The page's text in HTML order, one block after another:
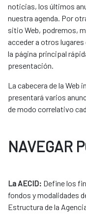
noticias, los últimos
nuestra agenda. Por
sitio Web, podremos,
acceder a otros
la página principal
presentación.
La cabecera de la Web
presentará varios
de modo correlativo
NAVEGAR
La AECID: Define los
fondos y modalidades
Estructura de la